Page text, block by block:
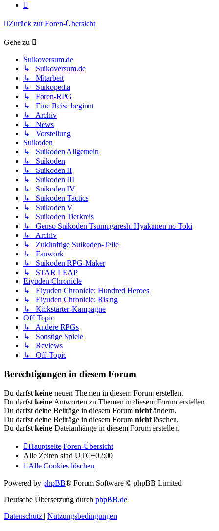
Zurück zur Foren-Übersicht
Gehe zu
Suikoversum.de
↳ Suikoversum.de
↳ Mitarbeit
↳ Suikopedia
↳ Foren-RPG
↳ Eine Reise beginnt
↳ Archiv
↳ News
↳ Vorstellung
Suikoden
↳ Suikoden Allgemein
↳ Suikoden
↳ Suikoden II
↳ Suikoden III
↳ Suikoden IV
↳ Suikoden Tactics
↳ Suikoden V
↳ Suikoden Tierkreis
↳ Genso Suikoden Tsumugareshi Hyakunen no Toki
↳ Archiv
↳ Zukünftige Suikoden-Teile
↳ Fanwork
↳ Suikoden RPG-Maker
↳ STAR LEAP
Eiyuden Chronicle
↳ Eiyuden Chronicle: Hundred Heroes
↳ Eiyuden Chronicle: Rising
↳ Kickstarter-Kampagne
Off-Topic
↳ Andere RPGs
↳ Sonstige Spiele
↳ Reviews
↳ Off-Topic
Berechtigungen in diesem Forum
Du darfst keine neuen Themen in diesem Forum erstellen.
Du darfst keine Antworten zu Themen in diesem Forum erstellen.
Du darfst deine Beiträge in diesem Forum nicht ändern.
Du darfst deine Beiträge in diesem Forum nicht löschen.
Du darfst keine Dateianhänge in diesem Forum erstellen.
Hauptseite Foren-Übersicht
Alle Zeiten sind UTC+02:00
Alle Cookies löschen
Powered by phpBB® Forum Software © phpBB Limited
Deutsche Übersetzung durch phpBB.de
Datenschutz | Nutzungsbedingungen